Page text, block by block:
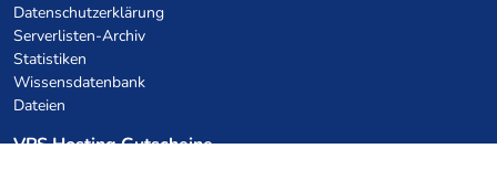
Datenschutzerklärung
Serverlisten-Archiv
Statistiken
Wissensdatenbank
Dateien
VPS Hosting Gutscheine